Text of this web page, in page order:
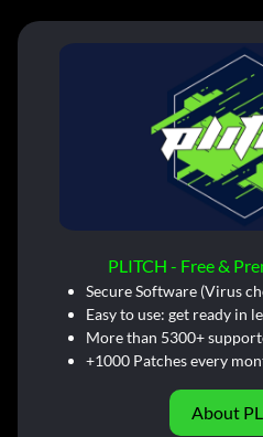
PLITCH - Free &
Secure Software (Virus
Easy to use: get ready in
More than 5300+
+1000 Patches every
About